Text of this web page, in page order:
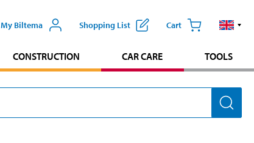
My Biltema Shopping List Cart
CONSTRUCTION CAR CARE TOOLS